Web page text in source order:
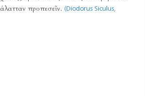
προπεσεῖν. (Diodorus Siculus,